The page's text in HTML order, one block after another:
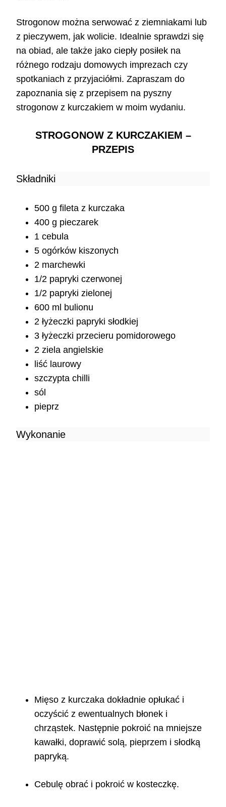
Strogonow można serwować z ziemniakami lub
z pieczywem, jak wolicie. Idealnie sprawdzi się
na obiad, ale także jako ciepły posiłek na
różnego rodzaju domowych imprezach czy
spotkaniach z przyjaciółmi. Zapraszam do
zapoznania się z przepisem na pyszny
strogonow z kurczakiem w moim wydaniu.
STROGONOW Z KURCZAKIEM –
PRZEPIS
Składniki
500 g fileta z kurczaka
400 g pieczarek
1 cebula
5 ogórków kiszonych
2 marchewki
1/2 papryki czerwonej
1/2 papryki zielonej
600 ml bulionu
2 łyżeczki papryki słodkiej
3 łyżeczki przecieru pomidorowego
2 ziela angielskie
liść laurowy
szczypta chilli
sól
pieprz
Wykonanie
Mięso z kurczaka dokładnie opłukać i
oczyścić z ewentualnych błonek i
chrząstek. Następnie pokroić na mniejsze
kawałki, doprawić solą, pieprzem i słodką
papryką.
Cebulę obrać i pokroić w kosteczkę.